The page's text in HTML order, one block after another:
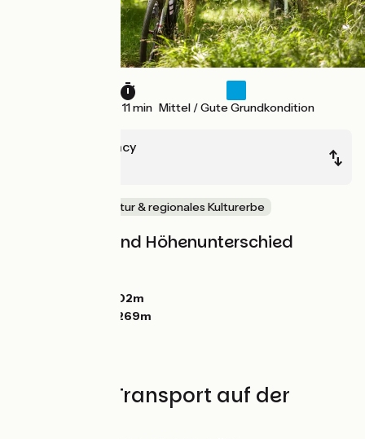
5 h 11 min Mittel / Gute Grundkondition
Bourbon-Lancy
Natur & regionales Kulturerbe
Steigungen und Höhenunterschied
202m
269m
Züge und Transport auf der